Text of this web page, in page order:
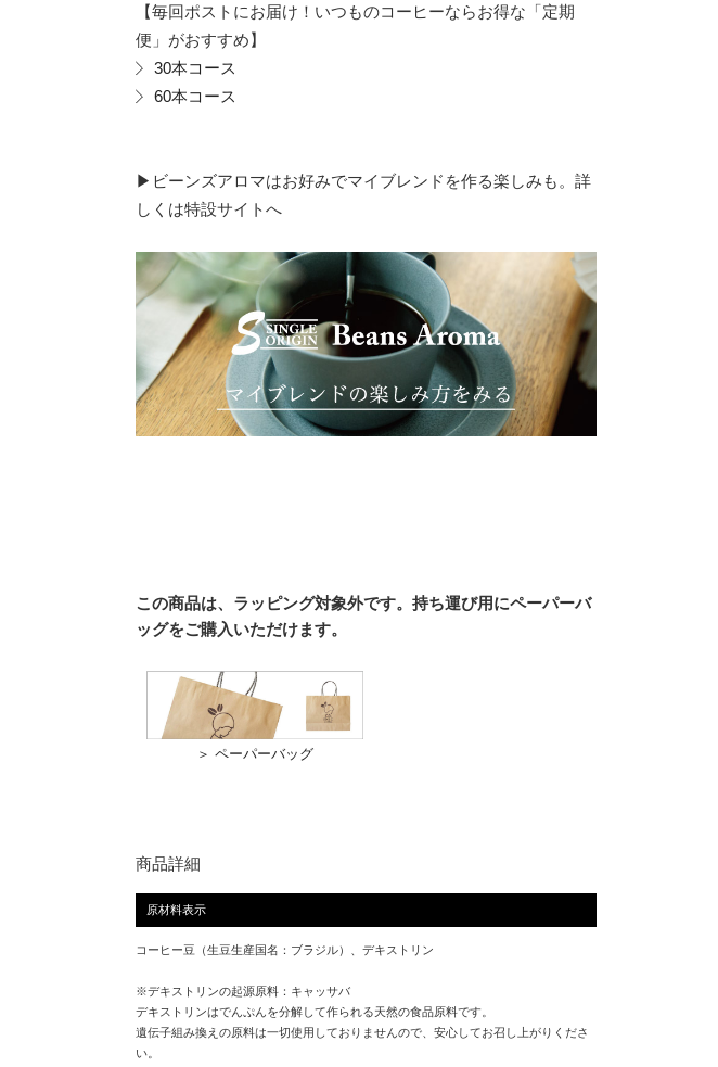
【毎回ポストにお届け！いつものコーヒーならお得な「定期
便」がおすすめ】
30本コース
60本コース
▶︎ビーンズアロマはお好みでマイブレンドを作る楽しみも。詳
しくは特設サイトへ
この商品は、ラッピング対象外です。持ち運び用にペーパーバ
ッグをご購入いただけます。
＞ ペーパーバッグ
商品詳細
原材料表示
コーヒー豆（生豆生産国名：ブラジル）、デキストリン
※デキストリンの起源原料：キャッサバ
デキストリンはでんぷんを分解して作られる天然の食品原料です。
遺伝子組み換えの原料は一切使用しておりませんので、安心してお召し上がりくださ
い。